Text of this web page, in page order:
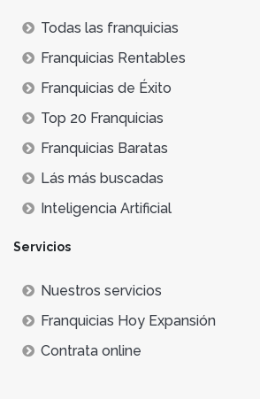
Todas las franquicias
Franquicias Rentables
Franquicias de Éxito
Top 20 Franquicias
Franquicias Baratas
Lás más buscadas
Inteligencia Artificial
Servicios
Nuestros servicios
Franquicias Hoy Expansión
Contrata online